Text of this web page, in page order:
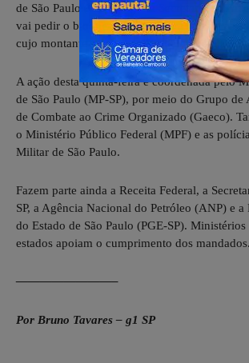
de São Paulo (CIRA/SP), da Secretaria da
vai pedir o bloqueio de bens para recuperar o
cujo montante atualizado é estimado em R$
A ação desta quinta-feira é coordenada pelo
de São Paulo (MP-SP), por meio do Grupo de
de Combate ao Crime Organizado (Gaeco).
o Ministério Público Federal (MPF) e as
Militar de São Paulo.
Fazem parte ainda a Receita Federal, a
SP, a Agência Nacional do Petróleo (ANP) e
do Estado de São Paulo (PGE-SP).
estados apoiam o cumprimento dos mandados.
————————–
Por Bruno Tavares – g1 SP